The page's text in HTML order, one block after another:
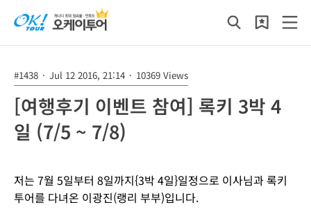
#1438 · Jul 12 2016, 21:14 · 10369 Views
[여행후기 이벤트 참여] 록키 3박 4
일 (7/5 ~ 7/8)
저는 7월 5일부터 8일까지{3박 4일}일정으로 이사님과 록키
투어를 다녀온 이광진(랭리 부부)입니다.